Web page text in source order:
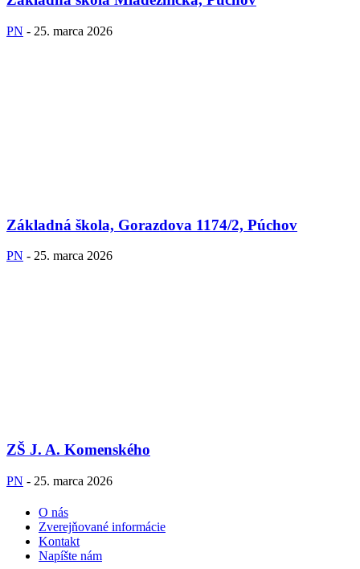
PN - 25. marca 2026
Základná škola, Gorazdova 1174/2, Púchov
PN - 25. marca 2026
ZŠ J. A. Komenského
PN - 25. marca 2026
O nás
Zverejňované informácie
Kontakt
Napíšte nám